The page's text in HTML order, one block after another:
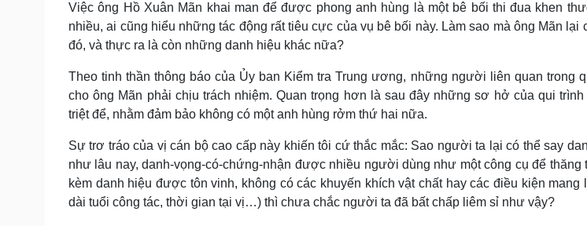
Việc ông Hồ Xuân Mãn khai man để được phong anh hùng là một bê bối thi đua khen
nhiều, ai cũng hiểu những tác động rất tiêu cực của vụ bê bối này. Làm sao mà ông Mãn
đó, và thực ra là còn những danh hiệu khác nữa?
Theo tinh thần thông báo của Ủy ban Kiểm tra Trung ương, những người liên quan trong
cho ông Mãn phải chịu trách nhiệm. Quan trọng hơn là sau đây những sơ hở của qui
triệt để, nhằm đảm bảo không có một anh hùng rởm thứ hai nữa.
Sự trơ tráo của vị cán bộ cao cấp này khiến tôi cứ thắc mắc: Sao người ta lại có thể say
như lâu nay, danh-vọng-có-chứng-nhận được nhiều người dùng như một công cụ để
kèm danh hiệu được tôn vinh, không có các khuyến khích vật chất hay các điều kiện
dài tuổi công tác, thời gian tại vị…) thì chưa chắc người ta đã bất chấp liêm sỉ như vậy?